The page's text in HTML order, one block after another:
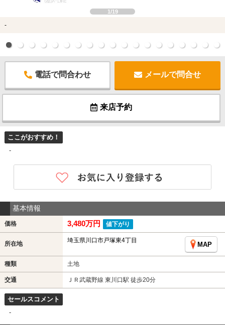
1/19
-
電話で問合わせ メールで問合せ
来店予約
ここがおすすめ！
-
基本情報
価格 3,480万円 値下がり
所在地 埼玉県川口市戸塚東4丁目
MAP
種類 土地
交通 ＪＲ武蔵野線 東川口駅 徒歩20分
セールスコメント
-